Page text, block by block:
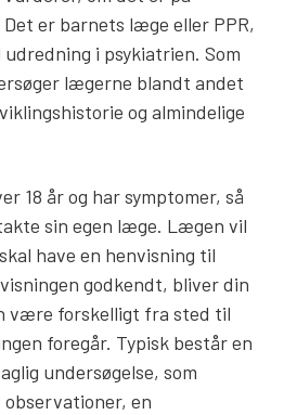
er barnets læge eller PPR,
i psykiatrien. Som
lægerne blandt andet
og almindelige
18 år og har symptomer, så
sin egen læge. Lægen vil
have en henvisning til
godkendt, bliver din
være forskelligt fra sted til
foregår. Typisk består en
undersøgelse, som
en